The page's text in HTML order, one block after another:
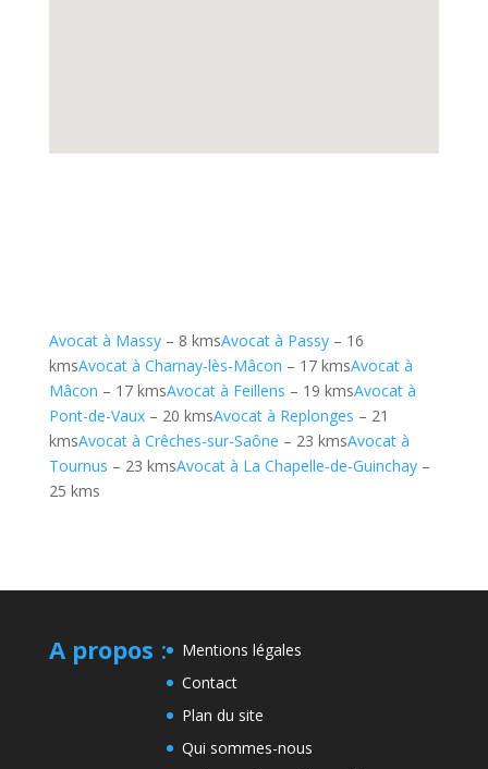
Avocat à Massy– 8 kmsAvocat à Passy– 16
kmsAvocat à Charnay-lès-Mâcon – 17 kmsAvocat à
Mâcon – 17 kmsAvocat à Feillens – 19 kmsAvocat à
Pont-de-Vaux– 20 kmsAvocat à Replonges – 21
kmsAvocat à Crêches-sur-Saône – 23 kmsAvocat à
Tournus – 23 kmsAvocat à La Chapelle-de-Guinchay–
25 kms
A propos :
Mentions légales
Contact
Plan du site
Qui sommes-nous